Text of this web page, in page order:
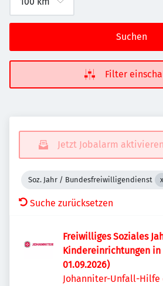
Suchen
Filter
Jetzt Jobalarm
Soz. Jahr / Bundesfreiwilligendienst
Suche zurücksetzen
Freiwilliges Soziales
Kindereinrichtungen in
01.09.2026)
Johanniter-Unfall-Hilfe